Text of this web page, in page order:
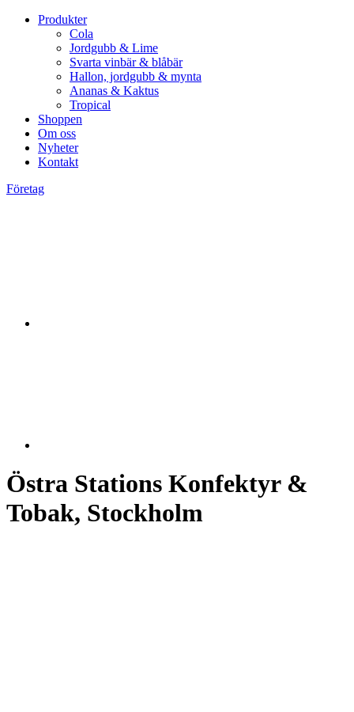
Produkter
Cola
Jordgubb & Lime
Svarta vinbär & blåbär
Hallon, jordgubb & mynta
Ananas & Kaktus
Tropical
Shoppen
Om oss
Nyheter
Kontakt
Företag
Östra Stations Konfektyr &
Tobak, Stockholm